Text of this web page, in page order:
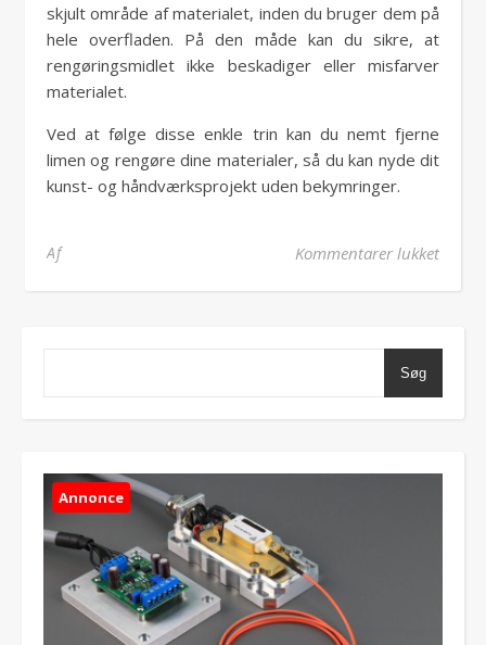
skjult område af materialet, inden du bruger dem på
hele overfladen. På den måde kan du sikre, at
rengøringsmidlet ikke beskadiger eller misfarver
materialet.
Ved at følge disse enkle trin kan du nemt fjerne
limen og rengøre dine materialer, så du kan nyde dit
kunst- og håndværksprojekt uden bekymringer.
Af Kommentarer lukkettil
Søg
Annonce